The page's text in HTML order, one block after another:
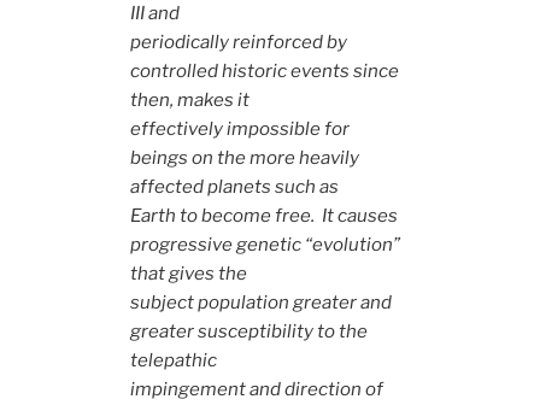
III and
periodically reinforced by
controlled historic events since
then, makes it
effectively impossible for
beings on the more heavily
affected planets such as
Earth to become free. It causes
progressive genetic “evolution”
that gives the
subject population greater and
greater susceptibility to the
telepathic
impingement and direction of